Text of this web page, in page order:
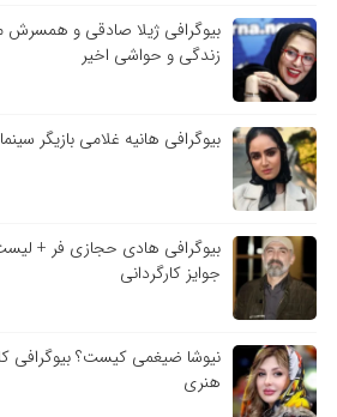
بیوگرافی ژیلا صادقی و
زندگی و حواشی اخیر
بیوگرافی هانیه غلامی بازیگر
بیوگرافی هادی حجازی فر +
جوایز کارگردانی
نیوشا ضیغمی کیست؟ بیوگرافی
هنری